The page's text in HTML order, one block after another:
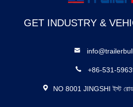
GET INDUSTRY &
+86-531-
NO 8001 JINGSHI ইস্ট